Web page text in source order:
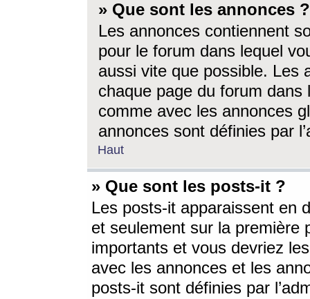
» Que sont les annonces ?
Les annonces contiennent
pour le forum dans lequel
aussi vite que possible. Les
chaque page du forum dans
comme avec les annonces
annonces sont définies par
Haut
» Que sont les posts-it ?
Les posts-it apparaissent en
et seulement sur la première
importants et vous devriez
avec les annonces et les
posts-it sont définies par